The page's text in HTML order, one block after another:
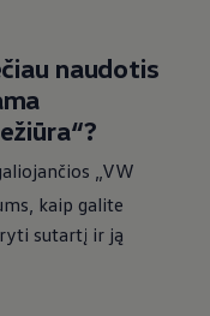
(PDF, 1,7 MB)
“ klientų
Visos paslaugos
naudotis
„VW
kaip galite
sutartį ir ją